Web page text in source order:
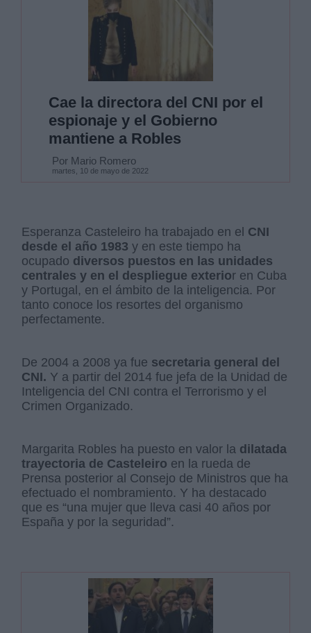
Cae la directora del CNI por el
espionaje y el Gobierno
mantiene a Robles
Por Mario Romero
martes, 10 de mayo de 2022
Esperanza Casteleiro ha trabajado en el CNI
desde el año 1983 y en este tiempo ha
ocupado diversos puestos en las unidades
centrales y en el despliegue exterior en Cuba
y Portugal, en el ámbito de la inteligencia. Por
tanto conoce los resortes del organismo
perfectamente.
De 2004 a 2008 ya fue secretaria general del
CNI. Y a partir del 2014 fue jefa de la Unidad de
Inteligencia del CNI contra el Terrorismo y el
Crimen Organizado.
Margarita Robles ha puesto en valor la dilatada
trayectoria de Casteleiro en la rueda de
Prensa posterior al Consejo de Ministros que ha
efectuado el nombramiento. Y ha destacado
que es “una mujer que lleva casi 40 años por
España y por la seguridad”.